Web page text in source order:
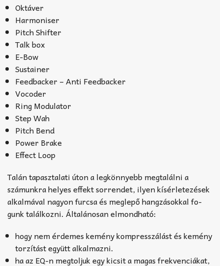
Oktáver
Harmoniser
Pitch Shifter
Talk box
E-Bow
Sustainer
Feedbacker – Anti Feedbacker
Vocoder
Ring Modulator
Step Wah
Pitch Bend
Power Brake
Effect Loop
Talán tapasztalati úton a legkönnyebb megtalálni a
számunkra helyes effekt sorrendet, ilyen kísérle­te­zések
alkalmával nagyon furcsa és meglepő hangzásokkal fo­
gunk találkozni. Általánosan elmondható:
hogy nem érdemes kemény kom­presszá­lást és kemény
torzítást együtt alkalmazni.
ha az EQ-n megtoljuk egy kicsit a magas frek­venciákat,